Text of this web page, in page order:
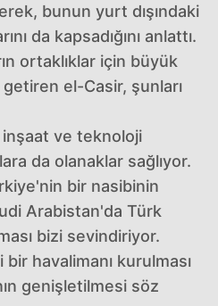
bunun yurt dışındaki
da kapsadığını anlattı.
ortaklıklar için büyük
el-Casir, şunları
ve teknoloji
da olanaklar sağlıyor.
bir nasibinin
Arabistan'da Türk
bizi sevindiriyor.
havalimanı kurulması
genişletilmesi söz